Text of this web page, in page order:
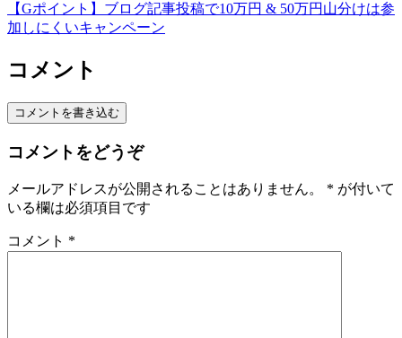
【Gポイント】ブログ記事投稿で10万円 & 50万円山分けは参
加しにくいキャンペーン
コメント
コメントを書き込む
コメントをどうぞ
メールアドレスが公開されることはありません。 * が付いて
いる欄は必須項目です
コメント *